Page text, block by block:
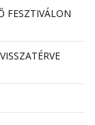
FESZTIVÁLON